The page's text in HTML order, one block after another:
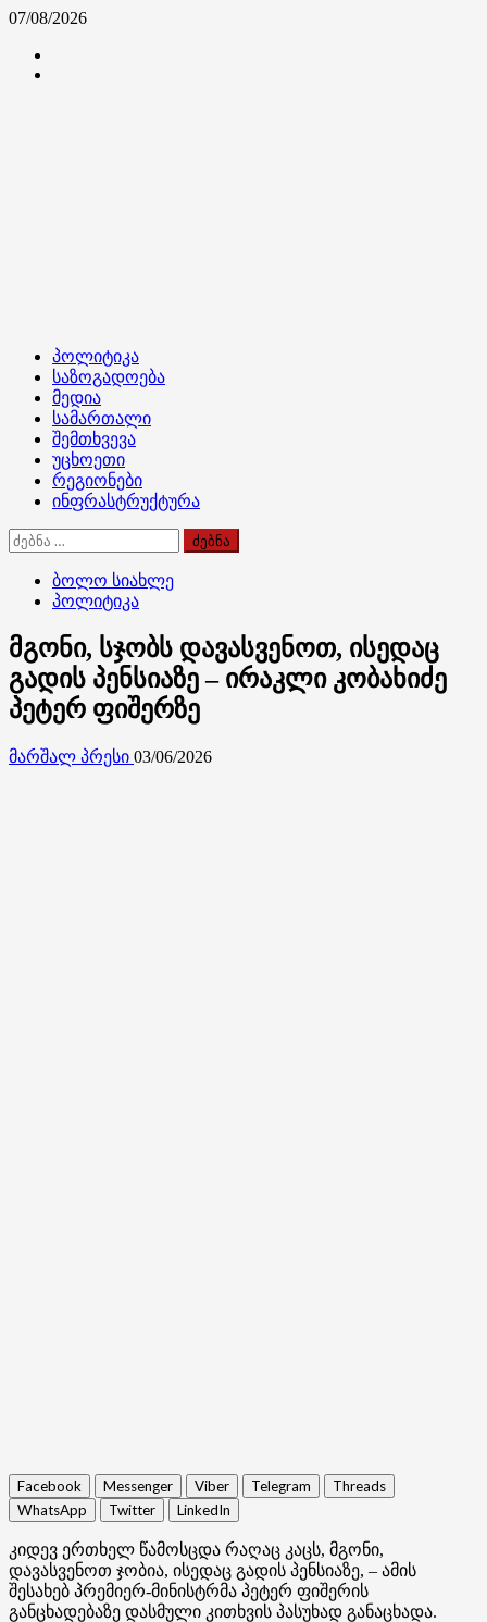
Skip
content
07/08/2026
Primary
Menu
პოლიტიკა
საზოგადოება
მედია
სამართალი
შემთხვევა
უცხოეთი
რეგიონები
ინფრასტრუქტურა
ძებნა:
ბოლო სიახლე
პოლიტიკა
მგონი, სჯობს დავასვენოთ, ისედაც
გადის პენსიაზე – ირაკლი კობახიძე
პეტერ ფიშერზე
მარშალ პრესი 03/06/2026
Facebook Messenger Viber Telegram
Threads
WhatsApp
Twitter LinkedIn
კიდევ ერთხელ წამოსცდა რაღაც კაცს, მგონი,
დავასვენოთ ჯობია, ისედაც გადის პენსიაზე, – ამის
შესახებ პრემიერ-მინისტრმა პეტერ ფიშერის
განცხადებაზე დასმული კითხვის პასუხად განაცხადა.